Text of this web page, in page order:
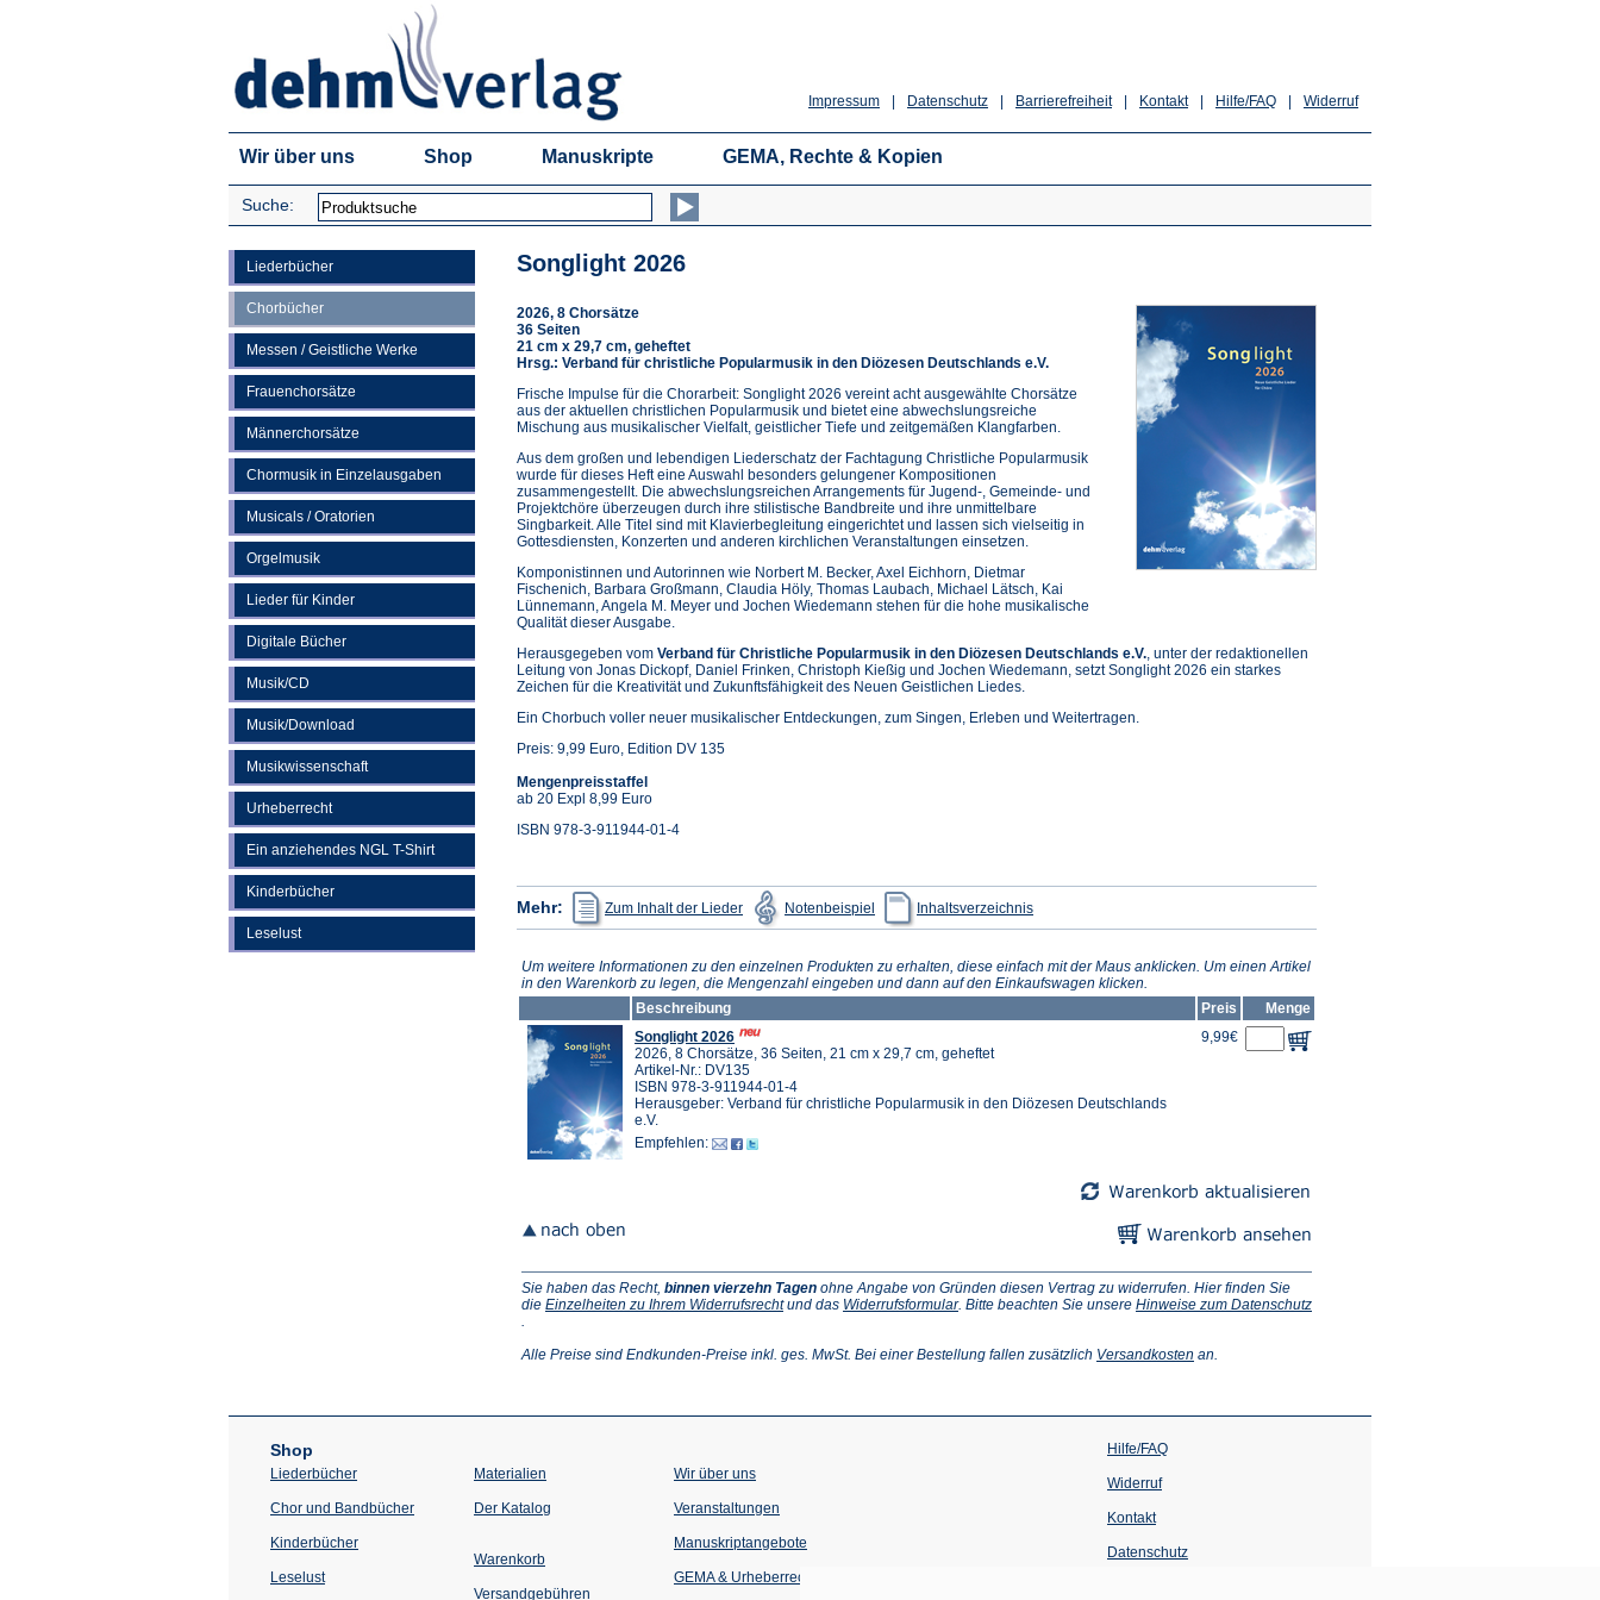
Widerruf
Hilfe/FAQ
Kontakt
Barrierefreiheit
Datenschutz
Impressum
Wir über uns Shop Manuskripte GEMA, Rechte & Kopien
Suche:
Liederbücher
Chorbücher
Messen / Geistliche Werke
Frauenchorsätze
Männerchorsätze
Chormusik in Einzelausgaben
Musicals / Oratorien
Orgelmusik
Lieder für Kinder
Digitale Bücher
Musik/CD
Musik/Download
Musikwissenschaft
Urheberrecht
Ein anziehendes NGL T-Shirt
Kinderbücher
Leselust
Songlight 2026
2026, 8 Chorsätze
36 Seiten
21 cm x 29,7 cm, geheftet
Hrsg.: Verband für christliche Popularmusik in den Diözesen Deutschlands e.V.
Frische Impulse für die Chorarbeit: Songlight 2026 vereint acht ausgewählte Chorsätze
aus der aktuellen christlichen Popularmusik und bietet eine abwechslungsreiche
Mischung aus musikalischer Vielfalt, geistlicher Tiefe und zeitgemäßen Klangfarben.
Aus dem großen und lebendigen Liederschatz der Fachtagung Christliche Popularmusik
wurde für dieses Heft eine Auswahl besonders gelungener Kompositionen
zusammengestellt. Die abwechslungsreichen Arrangements für Jugend-, Gemeinde- und
Projektchöre überzeugen durch ihre stilistische Bandbreite und ihre unmittelbare
Singbarkeit. Alle Titel sind mit Klavierbegleitung eingerichtet und lassen sich vielseitig in
Gottesdiensten, Konzerten und anderen kirchlichen Veranstaltungen einsetzen.
Komponistinnen und Autorinnen wie Norbert M. Becker, Axel Eichhorn, Dietmar
Fischenich, Barbara Großmann, Claudia Höly, Thomas Laubach, Michael Lätsch, Kai
Lünnemann, Angela M. Meyer und Jochen Wiedemann stehen für die hohe musikalische
Qualität dieser Ausgabe.
Herausgegeben vom Verband für Christliche Popularmusik in den Diözesen Deutschlands e.V., unter der redaktionellen
Leitung von Jonas Dickopf, Daniel Frinken, Christoph Kießig und Jochen Wiedemann, setzt Songlight 2026 ein starkes
Zeichen für die Kreativität und Zukunftsfähigkeit des Neuen Geistlichen Liedes.
Ein Chorbuch voller neuer musikalischer Entdeckungen, zum Singen, Erleben und Weitertragen.
Preis: 9,99 Euro, Edition DV 135
Mengenpreisstaffel
ab 20 Expl 8,99 Euro
ISBN 978-3-911944-01-4
Mehr: Zum Inhalt der Lieder
(Öffnet
in
einem
Tab)
Notenbeispiel
(Öffnet
in
einem
Tab)
Inhaltsverzeichnisin
einem
Tab)
Um weitere Informationen zu den einzelnen Produkten zu erhalten, diese einfach mit der Maus anklicken. Um einen Artikel
in den Warenkorb zu legen, die Mengenzahl eingeben und dann auf den Einkaufswagen klicken.
Beschreibung
Preis
Menge
Songlight 2026
2026, 8 Chorsätze, 36 Seiten, 21 cm x 29,7 cm, geheftet
Artikel-Nr.: DV135
ISBN 978-3-911944-01-4
Herausgeber: Verband für christliche Popularmusik in den Diözesen Deutschlands
e.V.
Empfehlen:
9,99€
Sie haben das Recht, binnen vierzehn Tagen ohne Angabe von Gründen diesen Vertrag zu widerrufen. Hier finden Sie
die Einzelheiten zu Ihrem Widerrufsrecht(Öffnet
neuen
und das Widerrufsformular(Öffnet
neuen
. Bitte beachten Sie unsere Hinweise zum Datenschutz
einem
.
Alle Preise sind Endkunden-Preise inkl. ges. MwSt. Bei einer Bestellung fallen zusätzlich Versandkosten (Öffnet
Tab)
an.
Shop
Liederbücher
Chor und Bandbücher
Kinderbücher
Leselust
Materialien
Der Katalog
Warenkorb
Versandgebühren
Wir über uns
Veranstaltungen
einem
Tab)
Manuskriptangebote
GEMA & Urheberrecht
Hilfe/FAQ
Widerruf
Kontakt
Datenschutz